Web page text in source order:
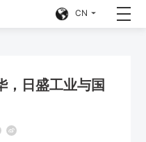
CN
，日盛工业与国